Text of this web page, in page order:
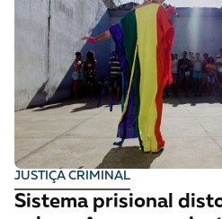
Apoie a Brasil de
A [BD] conta as histórias
direitos humanos no
esse trabalho precisa da
VEJA COMO APOIAR!
JUSTIÇA CRIMINAL
Sistema prisional